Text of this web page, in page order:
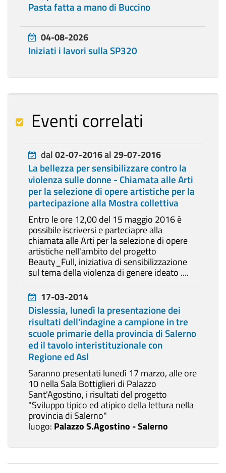
Pasta fatta a mano di Buccino
04-08-2026
Iniziati i lavori sulla SP320
Eventi correlati
dal02-07-2016al 29-07-2016
La bellezza per sensibilizzare contro la
violenza sulle donne - Chiamata alle Arti
per la selezione di opere artistiche per la
partecipazione alla Mostra collettiva
Entro le ore 12,00 del 15 maggio 2016 è
possibile iscriversi e parteciapre alla
chiamata alle Arti per la selezione di opere
artistiche nell'ambito del progetto
Beauty_Full, iniziativa di sensibilizzazione
sul tema della violenza di genere ideato ....
17-03-2014
Dislessia, lunedì la presentazione dei
risultati dell'indagine a campione in tre
scuole primarie della provincia di Salerno
ed il tavolo interistituzionale con
Regione ed Asl
Saranno presentati lunedì 17 marzo, alle ore
10 nella Sala Bottiglieri di Palazzo
Sant'Agostino, i risultati del progetto
"Sviluppo tipico ed atipico della lettura nella
provincia di Salerno"
luogo: Palazzo S.Agostino - Salerno